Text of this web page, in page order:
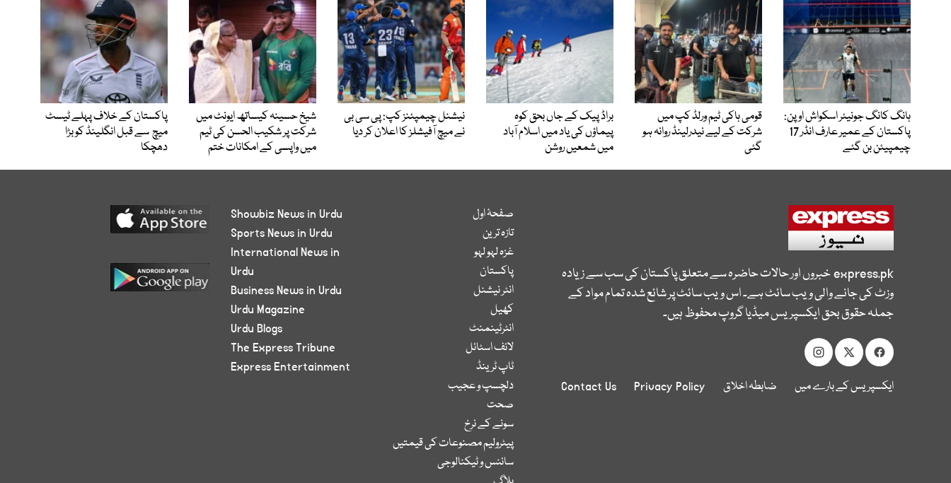
ہانگ کانگ جونیئر اسکواش اوپن:
پاکستان کے عمیر عارف انڈر 17
چیمپیئن بن گئے
قومی ہاکی ٹیم ورلڈ کپ میں
شرکت کے لیے نیدرلینڈ روانہ ہو
گئی
براڈ پیک کے جاں بحق کوہ
پیماؤں کی یاد میں اسلام آباد
میں شمعیں روشن
نیشنل چیمپئنز کپ: پی سی بی
نے میچ آفیشلز کا اعلان کر دیا
شیخ حسینہ کیساتھ ایونٹ میں
شرکت پر شکیب الحسن کی ٹیم
میں واپسی کے امکانات ختم
پاکستان کے خلاف پہلے ٹیسٹ
میچ سے قبل انگلینڈ کو بڑا
دھچکا
express.pkخبروں اور حالات حاضرہ سے متعلق پاکستان کی سب سے زیادہ
وزٹ کی جانے والی ویب سائٹ ہے۔ اس ویب سائٹ پر شائع شدہ تمام مواد کے
جملہ حقوق بحق ایکسپریس میڈیا گروپ محفوظ ہیں۔
ایکسپریس کے بارے میں ضابطہ اخلاق Privacy Policy
Contact Us
صفحۂ اول
تازہ ترین
غزہ لہو لہو
پاکستان
انٹر نیشنل
کھیل
انٹرٹینمنٹ
لائف اسٹائل
ٹاپ ٹرینڈ
دلچسپ و عجیب
صحت
سونے کے نرخ
پیٹرولیم مصنوعات کی قیمتیں
سائنس و ٹیکنالوجی
Showbiz News in Urdu
Sports News in Urdu
International News in
Urdu
Business News in Urdu
Urdu Magazine
Urdu Blogs
The Express Tribune
Express Entertainment